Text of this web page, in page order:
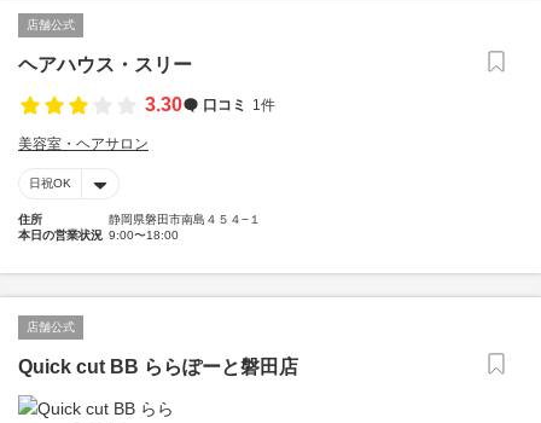
店舗公式
ヘアハウス・スリー
3.30
口コミ 1件
美容室・ヘアサロン
日祝OK
住所
静岡県磐田市南島４５４−１
本日の営業状況 9:00〜18:00
店舗公式
Quick cut BB ららぽーと磐田店